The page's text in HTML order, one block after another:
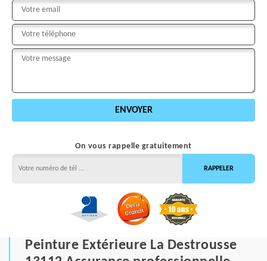
On vous rappelle gratuitement
Peinture Extérieure La Destrousse